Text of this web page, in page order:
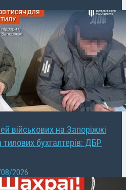
військових на Запоріжжі
бухгалтерів: ДБР
2026